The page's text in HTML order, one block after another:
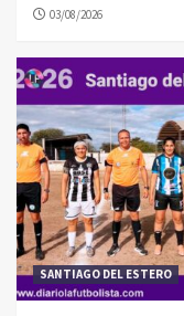
03/08/2026
SANTIAGO DEL ESTERO